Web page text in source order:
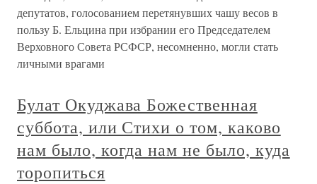
депутатов, голосованием перетянувших чашу весов в
пользу Б. Ельцина при избрании его Председателем
Верховного Совета РСФСР, несомненно, могли стать
личными врагами
Булат Окуджава Божественная
суббота, или Стихи о том, каково
нам было, когда нам не было, куда
торопиться